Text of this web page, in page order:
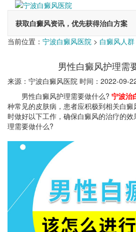
获取白癜风资讯，优先获得治白方案
当前位置： 宁波白癜风医院 > 白癜风人群
男性白癜风护理需
来源：宁波白癜风医院 时间：2022-09-
男性白癜风护理需要做什么? 宁波治
种常见的皮肤病，患者应积极到相关白
时做好以下工作，确保白癜风的治疗的
理需要做什么?